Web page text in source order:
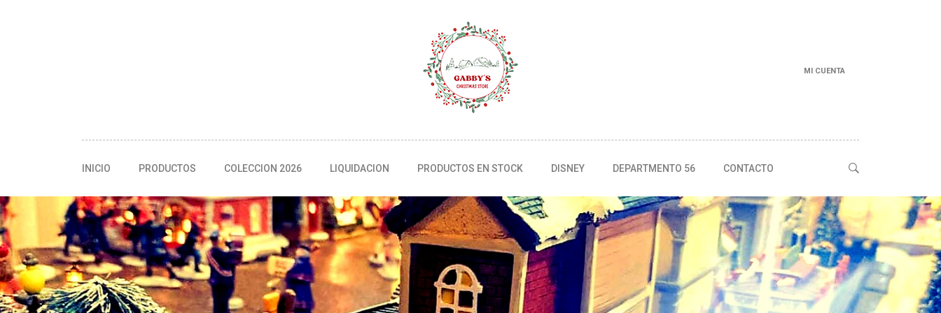
MI CUENTA
INICIO PRODUCTOS COLECCION 2026 LIQUIDACION PRODUCTOS EN STOCK DISNEY DEPARTMENTO 56 CONTACTO